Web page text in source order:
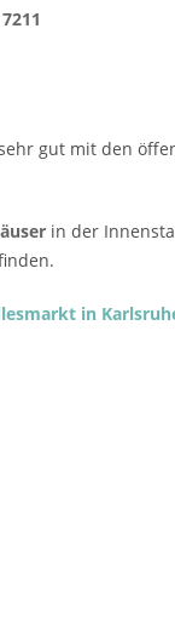
gut mit den
in der
in